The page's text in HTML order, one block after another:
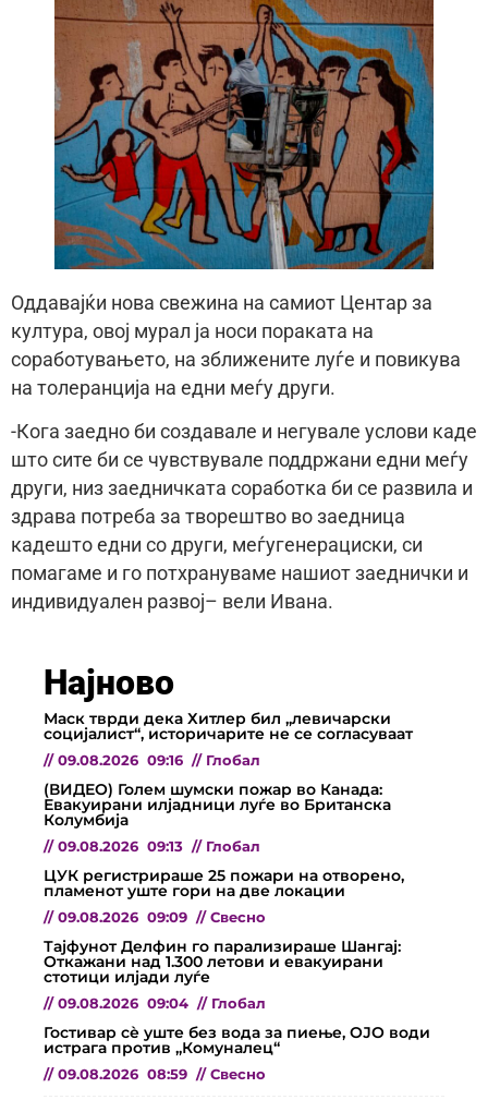
Оддавајќи нова свежина на самиот Центар за
култура, овој мурал ја носи пораката на
соработувањето, на зближените луѓе и повикува
на толеранција на едни меѓу други.
-Кога заедно би создавале и негувале услови каде
што сите би се чувствувале поддржани едни меѓу
други, низ заедничката соработка би се развила и
здрава потреба за творештво во заедница
кадешто едни со други, меѓугенерациски, си
помагаме и го потхрануваме нашиот заеднички и
индивидуален развој– вели Ивана.
Најново
Маск тврди дека Хитлер бил „левичарски
социјалист“, историчарите не се согласуваат
// 09.08.2026 09:16 // Глобал
(ВИДЕО) Голем шумски пожар во Канада:
Евакуирани илјадници луѓе во Британска
Колумбија
// 09.08.2026 09:13 // Глобал
ЦУК регистрираше 25 пожари на отворено,
пламенот уште гори на две локации
// 09.08.2026 09:09 // Свесно
Тајфунот Делфин го парализираше Шангај:
Откажани над 1.300 летови и евакуирани
стотици илјади луѓе
// 09.08.2026 09:04 // Глобал
Гостивар сè уште без вода за пиење, ОЈО води
истрага против „Комуналец“
// 09.08.2026 08:59 // Свесно